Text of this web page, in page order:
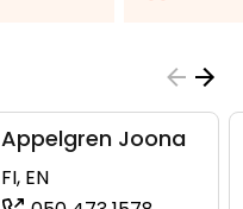
Appelgren Joona
FI, EN